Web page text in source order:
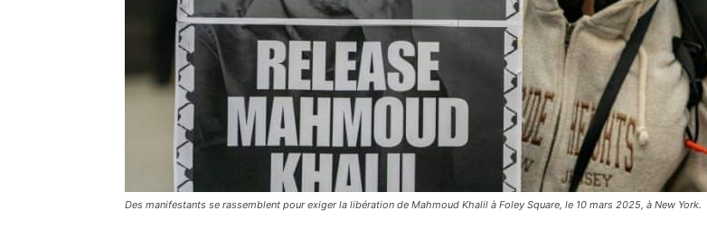
Des manifestants se rassemblent pour exiger la libération de Mahmoud Khalil à Foley Square, le 10 mars 2025, à New York.